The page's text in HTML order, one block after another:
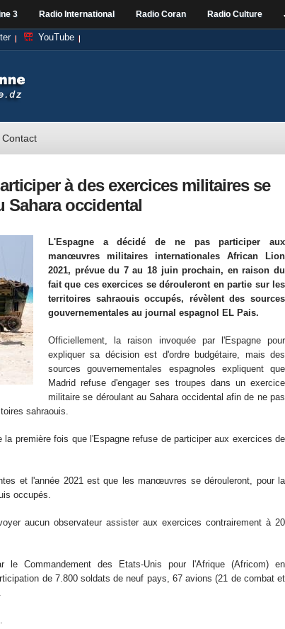
3 Radio International Radio Coran Radio Culture
YouTube
Contact
à des exercices militaires se
Sahara occidental
L'Espagne a décidé de ne pas participer aux
manœuvres militaires internationales African Lion
2021, prévue du 7 au 18 juin prochain, en raison du
fait que ces exercices se dérouleront en partie sur les
territoires sahraouis occupés, révèlent des sources
gouvernementales au journal espagnol EL Pais.
Officiellement, la raison invoquée par l'Espagne pour
expliquer sa décision est d'ordre budgétaire, mais des
sources gouvernementales espagnoles expliquent que
Madrid refuse d'engager ses troupes dans un exercice
militaire se déroulant au Sahara occidental afin de ne pas
sahraouis.
la première fois que l'Espagne refuse de participer aux exercices de
et l'année 2021 est que les manœuvres se dérouleront, pour la
occupés.
aucun observateur assister aux exercices contrairement à 20
le Commandement des Etats-Unis pour l'Afrique (Africom) en
de 7.800 soldats de neuf pays, 67 avions (21 de combat et